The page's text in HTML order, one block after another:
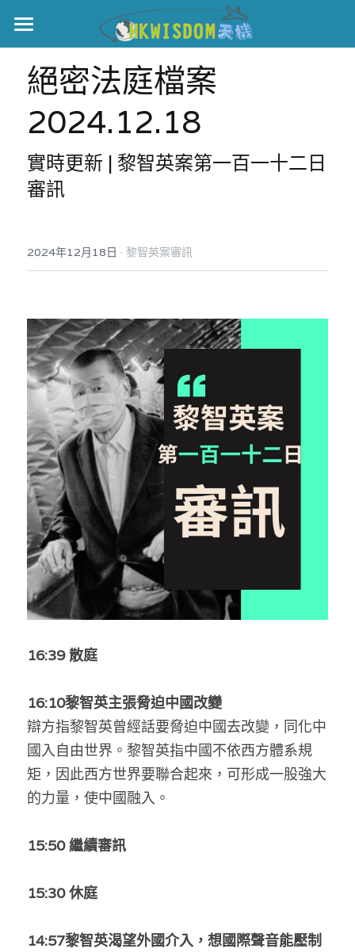
主頁
世界盃
伊美戰爭
黎智英案
正本清源•黎智英案
宏福火災
宏福苑聽證會
記錄．宏福苑火災
中國
娛樂
反華推手你要知
反華推手懶人包
民主派騙案十式
反華推手起底
美西霸凌內幕
美西極權主義
真相直擊
極端暴恐實錄
KOL 專欄
林淑芳專欄
屈穎妍專欄
朱庭萱專欄
莫綺琪專欄
黃萬成專欄
招國偉專欄
林伯強專欄
馮煒光專欄
趙處機專欄
曾子晴 - 晴深直說
龔靜儀大律師專欄
絕密法庭檔案
醫院口岸爆炸案
屠龍小隊案
黎智英案審訊
支聯會案
35+顛覆案
生活
吃喝玩指南
休閒好介紹
親子
花生仔漫畫週記
關於我們
人才招聘
投稿熱線
商戶合作
條款及細則
關於我們
搜索
繁體中文
繁體中文
絕密法庭檔案
2024.12.18
實時更新 | 黎智英案第一百一十二日
審訊
2024年12月18日 · 黎智英案審訊
16:39 散庭
16:10黎智英主張脅迫中國改變
辯方指黎智英曾經話要脅迫中國去改變，同化中
國入自由世界。黎智英指中國不依西方體系規
矩，因此西方世界要聯合起來，可形成一股強大
的力量，使中國融入。
15:50 繼續審訊
15:30 休庭
14:57黎智英渴望外國介入，想國際聲音能壓制